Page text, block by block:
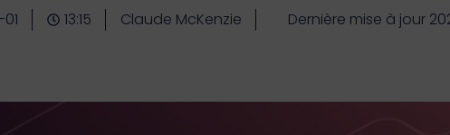
13:15 Claude McKenzie Dernière mise à jour